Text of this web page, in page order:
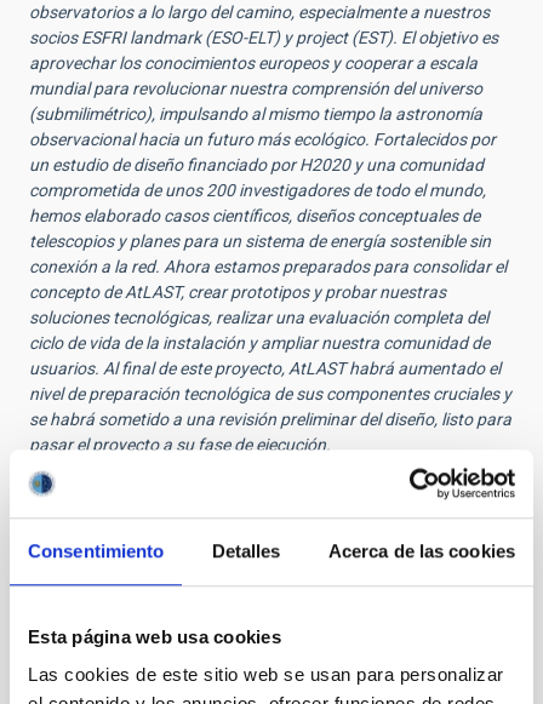
Consentimiento Detalles Acerca de las cookies
Esta página web usa cookies
Las cookies de este sitio web se usan para personalizar
observatorios a lo largo del camino, especialmente a nuestros
socios ESFRI landmark (ESO-ELT) y project (EST). El objetivo es
aprovechar los conocimientos europeos y cooperar a escala
mundial para revolucionar nuestra comprensión del universo
(submilimétrico), impulsando al mismo tiempo la astronomía
observacional hacia un futuro más ecológico. Fortalecidos por
un estudio de diseño financiado por H2020 y una comunidad
comprometida de unos 200 investigadores de todo el mundo,
hemos elaborado casos científicos, diseños conceptuales de
telescopios y planes para un sistema de energía sostenible sin
conexión a la red. Ahora estamos preparados para consolidar el
concepto de AtLAST, crear prototipos y probar nuestras
soluciones tecnológicas, realizar una evaluación completa del
ciclo de vida de la instalación y ampliar nuestra comunidad de
usuarios. Al final de este proyecto, AtLAST habrá aumentado el
nivel de preparación tecnológica de sus componentes cruciales y
se habrá sometido a una revisión preliminar del diseño, listo para
pasar el proyecto a su fase de ejecución.
VIGENCIA
VIGENTE
ÁMBITO
TIPO DE FINANCIACIÓN
PÚBLICA